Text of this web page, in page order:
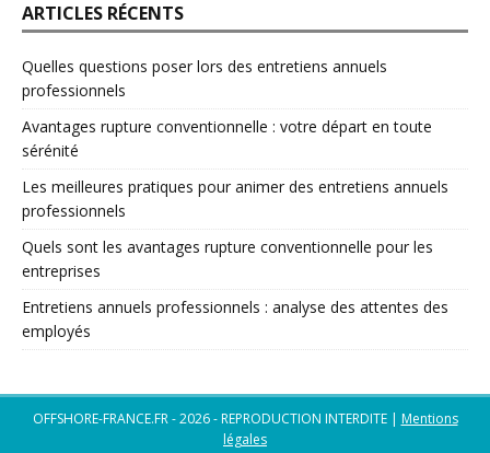
ARTICLES RÉCENTS
Quelles questions poser lors des entretiens annuels
professionnels
Avantages rupture conventionnelle : votre départ en toute
sérénité
Les meilleures pratiques pour animer des entretiens annuels
professionnels
Quels sont les avantages rupture conventionnelle pour les
entreprises
Entretiens annuels professionnels : analyse des attentes des
employés
OFFSHORE-FRANCE.FR - 2026 - REPRODUCTION INTERDITE | Mentions
légales